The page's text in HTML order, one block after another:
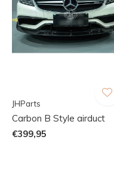
JHParts
Carbon B Style airduct
€399,95